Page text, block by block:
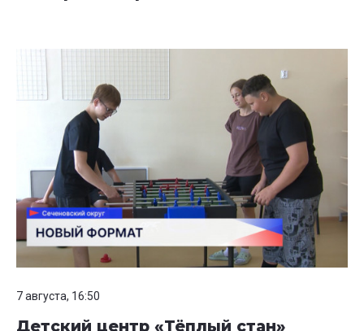
7 августа, 16:50
Детский центр «Тёплый стан»